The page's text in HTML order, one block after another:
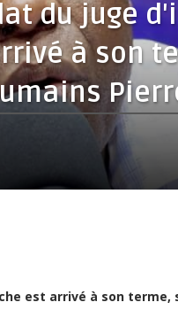
du juge
à son
est arrivé à son